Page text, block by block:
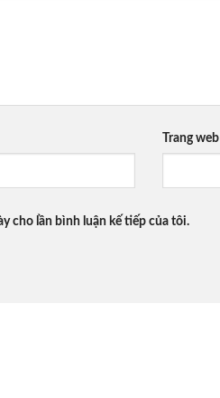
Trang web
cho lần bình luận kế tiếp của tôi.